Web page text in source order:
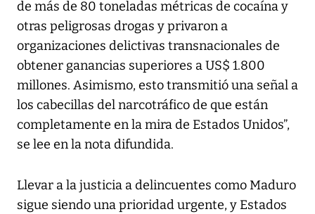
de más de 80 toneladas métricas de cocaína y
otras peligrosas drogas y privaron a
organizaciones delictivas transnacionales de
obtener ganancias superiores a US$ 1.800
millones. Asimismo, esto transmitió una señal a
los cabecillas del narcotráfico de que están
completamente en la mira de Estados Unidos”,
se lee en la nota difundida.
Llevar a la justicia a delincuentes como Maduro
sigue siendo una prioridad urgente, y Estados